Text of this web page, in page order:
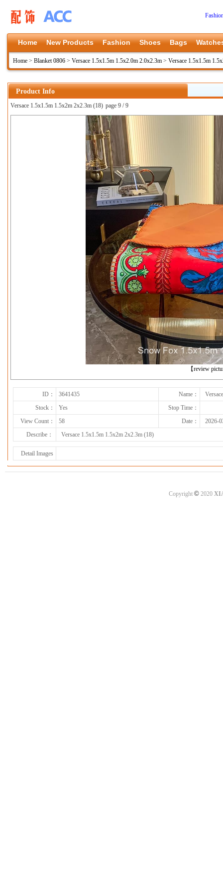
Home New Products Fashion Shoes Bags
Home > Blanket 0806 > Versace 1.5x1.5m 1.5x2.0m 2.0x2.3m > Versace 1.5x1.5m
Product Info
Versace 1.5x1.5m 1.5x2m 2x2.3m (18) page 9 / 9
【review
下一张
ID： 3641435 Name：
Stock：
Yes
Stop Time：
View Count：
58 Date：
2026-
Describe：
Versace 1.5x1.5m 1.5x2m 2x2.3m (18)
Detail Images
Copyright ©2020